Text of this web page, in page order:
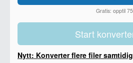
Gratis: opptil
Start
Nytt: Konverter flere filer samtidig